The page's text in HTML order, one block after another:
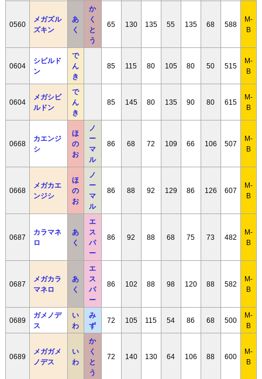
0560
メガズル
ズキン
あ
く
か
く
と
う
65 130 135 55 135 68 588
M-
B
0604
シビルド
ン
で
ん
き
85 115 80 105 80 50 515
M-
B
0604
メガシビ
ルドン
で
ん
き
85 145 80 135 90 80 615
M-
B
0668
カエンジ
シ
ほ
の
お
ノ
ー
マ
ル
86 68 72 109 66 106 507
M-
B
0668
メガカエ
ンジシ
ほ
の
お
ノ
ー
マ
ル
86 88 92 129 86 126 607
M-
B
0687
カラマネ
ロ
あ
く
エ
ス
パ
ー
86 92 88 68 75 73 482
M-
B
0687
メガカラ
マネロ
あ
く
エ
ス
パ
ー
86 102 88 98 120 88 582
M-
B
0689
ガメノデ
ス
い
わ
み
ず
72 105 115 54 86 68 500
M-
B
0689
メガガメ
ノデス
い
わ
か
く
と
う
72 140 130 64 106 88 600
M-
B